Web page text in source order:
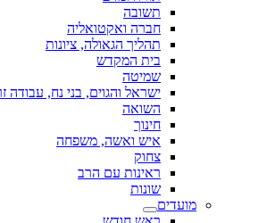
תשובה
חברה ואקטואליה
תהליך הגאולה, ציונות
בית המקדש
שמיטה
ישראל והגוים, בני נח, עבודה
השואה
חינוך
איש ואשה, משפחה
צחוק
ראינות עם הרב
שונות
מועדים